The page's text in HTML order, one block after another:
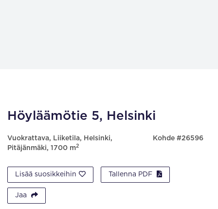
Höyläämötie 5, Helsinki
Vuokrattava, Liiketila, Helsinki,
Pitäjänmäki, 1700 m2
Kohde #26596
Lisää suosikkeihin Tallenna PDF
Jaa